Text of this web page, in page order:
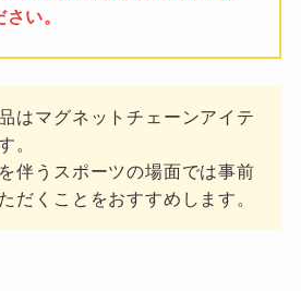
い。
はマグネットチェーンアイテ
。
伴うスポーツの場面では事前
だくことをおすすめします。